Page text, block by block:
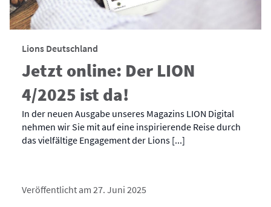
Lions Deutschland
Jetzt online: Der LION
4/2025 ist da!
In der neuen Ausgabe unseres Magazins LION Digital
nehmen wir Sie mit auf eine inspirierende Reise durch
das vielfältige Engagement der Lions [...]
Veröffentlicht am 27. Juni 2025